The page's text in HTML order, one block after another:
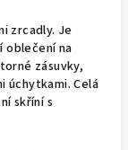
zrcadly. Je
oblečení na
zásuvky,
úchytkami. Celá
skříní s